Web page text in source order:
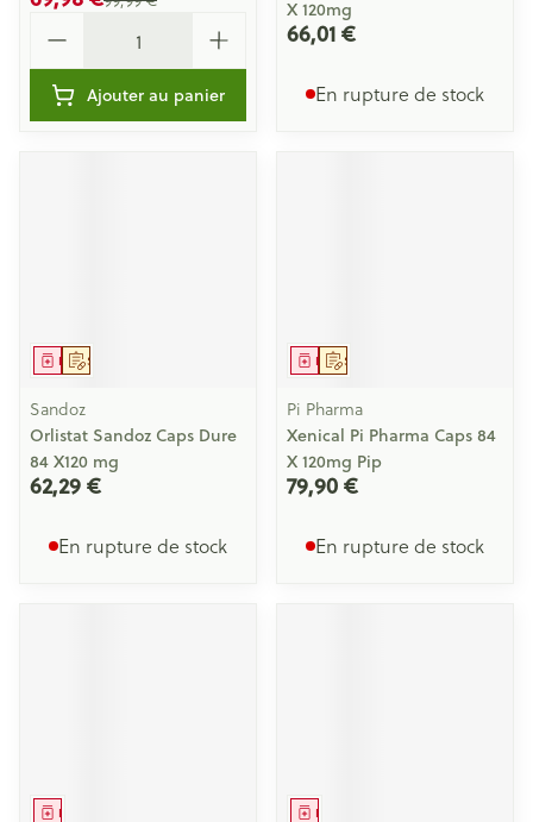
Ajouter au panier
X 120mg
66,01 €
En rupture de stock
Sur prescription
Médicament
Sandoz
Orlistat Sandoz Caps Dure
84 X120 mg
62,29 €
En rupture de stock
Sur prescription
Médicament
Pi Pharma
Xenical Pi Pharma Caps 84
X 120mg Pip
79,90 €
En rupture de stock
Médicament Médicament